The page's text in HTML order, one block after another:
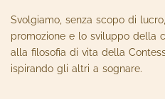
Svolgiamo, senza scopo di
promozione e lo sviluppo della
alla filosofia di vita della
ispirando gli altri a sognare.